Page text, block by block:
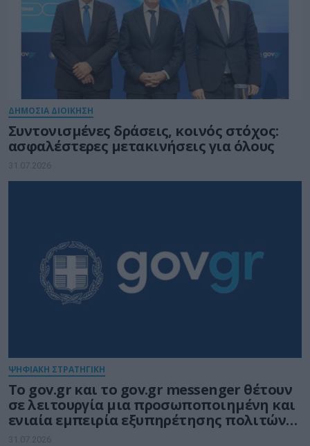
ΔΗΜΟΣΙΑ ΔΙΟΙΚΗΣΗ
Συντονισμένες δράσεις, κοινός στόχος:
ασφαλέστερες μετακινήσεις για όλους
31.07.2026
ΨΗΦΙΑΚΗ ΣΤΡΑΤΗΓΙΚΗ
Το gov.gr και το gov.gr messenger θέτουν
σε λειτουργία μια προσωποποιημένη και
ενιαία εμπειρία εξυπηρέτησης πολιτών
και επιχειρήσεων
31.07.2026